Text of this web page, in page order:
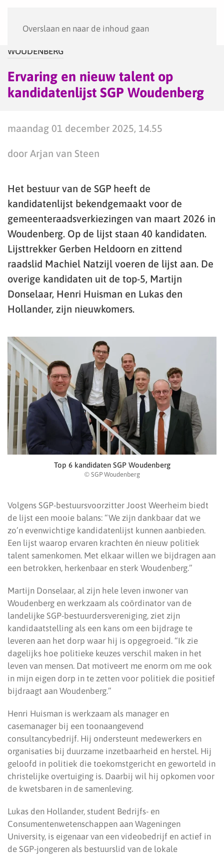
Overslaan en naar de inhoud gaan
WOUDENBERG
Ervaring en nieuw talent op
kandidatenlijst SGP Woudenberg
maandag 01 december 2025, 14.55
door Arjan van Steen
Het bestuur van de SGP heeft de
kandidatenlijst bekendgemaakt voor de
gemeenteraadsverkiezingen van maart 2026 in
Woudenberg. Op de lijst staan 40 kandidaten.
Lijsttrekker Gerben Heldoorn en zittend
raadslid Machiel Natzijl voeren de lijst aan. De
overige kandidaten uit de top-5, Martijn
Donselaar, Henri Huisman en Lukas den
Hollander, zijn nieuwkomers.
Top 6 kandidaten SGP Woudenberg
© SGP Woudenberg
Volgens SGP-bestuursvoorzitter Joost Weerheim biedt
de lijst een mooie balans: “We zijn dankbaar dat we
zo’n evenwichtige kandidatenlijst kunnen aanbieden.
Een lijst waarop ervaren krachten én nieuw politiek
talent samenkomen. Met elkaar willen we bijdragen aan
een betrokken, herkenbaar en sterk Woudenberg.”
Martijn Donselaar, al zijn hele leven inwoner van
Woudenberg en werkzaam als coördinator van de
landelijke SGP-bestuurdersvereniging, ziet zijn
kandidaatstelling als een kans om een bijdrage te
leveren aan het dorp waar hij is opgegroeid. “Ik zie
dagelijks hoe politieke keuzes verschil maken in het
leven van mensen. Dat motiveert me enorm om me ook
in mijn eigen dorp in te zetten voor politiek die positief
bijdraagt aan Woudenberg.”
Henri Huisman is werkzaam als manager en
casemanager bij een toonaangevend
consultancybedrijf. Hij ondersteunt medewerkers en
organisaties bij duurzame inzetbaarheid en herstel. Hij
geloofd in politiek die toekomstgericht en geworteld in
christelijke overtuiging is. Daarbij wil hij opkomen voor
de kwetsbaren in de samenleving.
Lukas den Hollander, student Bedrijfs- en
Consumentenwetenschappen aan Wageningen
University, is eigenaar van een videobedrijf en actief in
de SGP-jongeren als bestuurslid van de lokale